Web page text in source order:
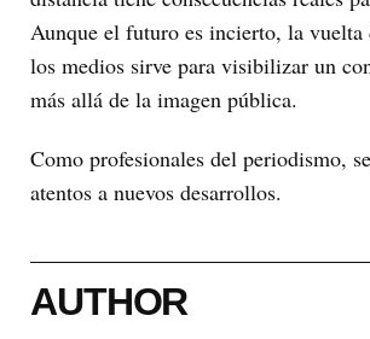
Aunque el futuro es incierto, la vuelta
los medios sirve para visibilizar un
más allá de la imagen pública.
Como profesionales del periodismo,
atentos a nuevos desarrollos.
AUTHOR